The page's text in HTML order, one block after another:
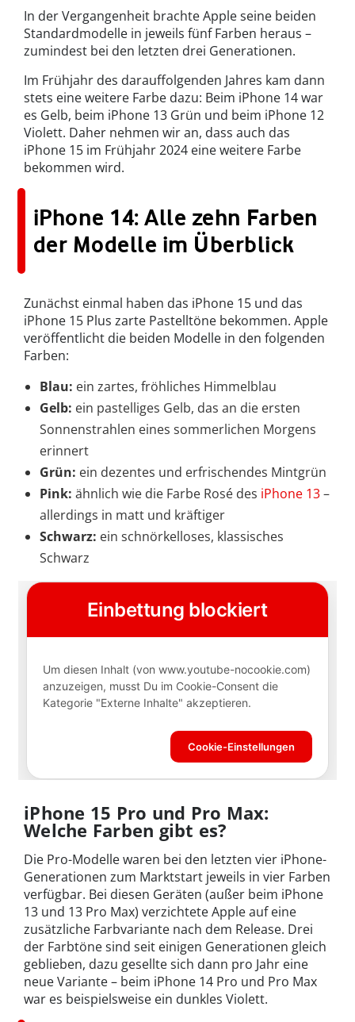
In der Vergangenheit brachte Apple seine beiden
Standardmodelle in jeweils fünf Farben heraus –
zumindest bei den letzten drei Generationen.
Im Frühjahr des darauffolgenden Jahres kam dann
stets eine weitere Farbe dazu: Beim iPhone 14 war
es Gelb, beim iPhone 13 Grün und beim iPhone 12
Violett. Daher nehmen wir an, dass auch das
iPhone 15 im Frühjahr 2024 eine weitere Farbe
bekommen wird.
iPhone 14: Alle zehn Farben
der Modelle im Überblick
Zunächst einmal haben das iPhone 15 und das
iPhone 15 Plus zarte Pastelltöne bekommen. Apple
veröffentlicht die beiden Modelle in den folgenden
Farben:
Blau: ein zartes, fröhliches Himmelblau
Gelb: ein pastelliges Gelb, das an die ersten
Sonnenstrahlen eines sommerlichen Morgens
erinnert
Grün: ein dezentes und erfrischendes Mintgrün
Pink: ähnlich wie die Farbe Rosé des iPhone 13–
allerdings in matt und kräftiger
Schwarz: ein schnörkelloses, klassisches
Schwarz
iPhone 15 Pro und Pro Max:
Welche Farben gibt es?
Die Pro-Modelle waren bei den letzten vier iPhone-
Generationen zum Marktstart jeweils in vier Farben
verfügbar. Bei diesen Geräten (außer beim iPhone
13 und 13 Pro Max) verzichtete Apple auf eine
zusätzliche Farbvariante nach dem Release. Drei
der Farbtöne sind seit einigen Generationen gleich
geblieben, dazu gesellte sich dann pro Jahr eine
neue Variante – beim iPhone 14 Pro und Pro Max
war es beispielsweise ein dunkles Violett.